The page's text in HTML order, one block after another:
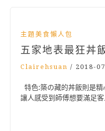
主題美食懶人包
五家地表最狂丼
Clairehsuan / 2018-
特色:築の藏的丼飯則是精
讓人感受到師傅想要滿足